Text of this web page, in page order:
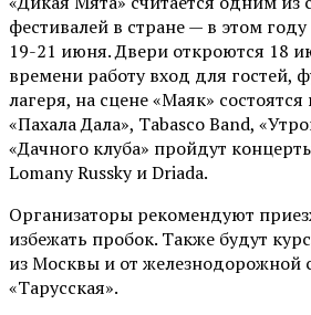
фестивалей в стране — в этом
19-21 июня. Двери откроются 18
времени работу вход для гостей,
лагеря, на сцене «Маяк»
«Пахала Дала», Tabasco Band,
«Дачного клуба» пройдут
Lomany Russky и Driada.
Организаторы рекомендуют
избежать пробок. Также будут
из Москвы и от железнодорожной
«Тарусская».